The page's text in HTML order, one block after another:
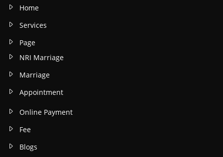
Home
Services
Page
NRI Marriage
Marriage
Appointment
Online Payment
Fee
Blogs